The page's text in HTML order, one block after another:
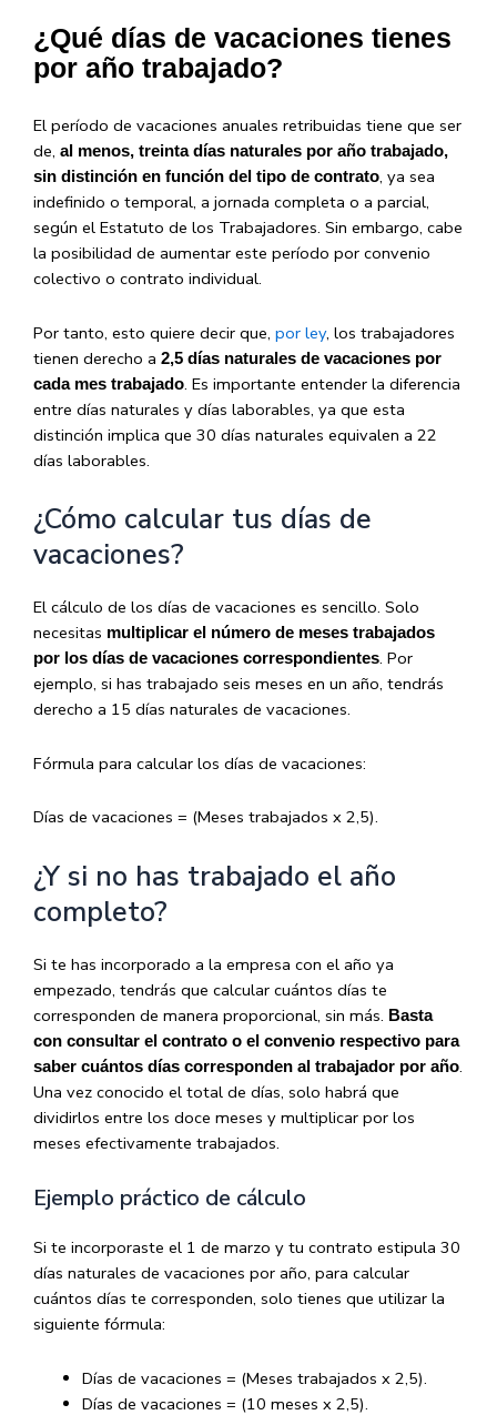
¿Qué días de vacaciones tienes
por año trabajado?
El período de vacaciones anuales retribuidas tiene que ser
de, al menos, treinta días naturales por año trabajado,
sin distinción en función del tipo de contrato, ya sea
indefinido o temporal, a jornada completa o a parcial,
según el Estatuto de los Trabajadores. Sin embargo, cabe
la posibilidad de aumentar este período por convenio
colectivo o contrato individual.
Por tanto, esto quiere decir que, por ley, los trabajadores
tienen derecho a 2,5 días naturales de vacaciones por
cada mes trabajado. Es importante entender la diferencia
entre días naturales y días laborables, ya que esta
distinción implica que 30 días naturales equivalen a 22
días laborables.
¿Cómo calcular tus días de
vacaciones?
El cálculo de los días de vacaciones es sencillo. Solo
necesitas multiplicar el número de meses trabajados
por los días de vacaciones correspondientes. Por
ejemplo, si has trabajado seis meses en un año, tendrás
derecho a 15 días naturales de vacaciones.
Fórmula para calcular los días de vacaciones:
Días de vacaciones = (Meses trabajados x 2,5).
¿Y si no has trabajado el año
completo?
Si te has incorporado a la empresa con el año ya
empezado, tendrás que calcular cuántos días te
corresponden de manera proporcional, sin más. Basta
con consultar el contrato o el convenio respectivo para
saber cuántos días corresponden al trabajador por año.
Una vez conocido el total de días, solo habrá que
dividirlos entre los doce meses y multiplicar por los
meses efectivamente trabajados.
Ejemplo práctico de cálculo
Si te incorporaste el 1 de marzo y tu contrato estipula 30
días naturales de vacaciones por año, para calcular
cuántos días te corresponden, solo tienes que utilizar la
siguiente fórmula:
Días de vacaciones = (Meses trabajados x 2,5).
Días de vacaciones = (10 meses x 2,5).